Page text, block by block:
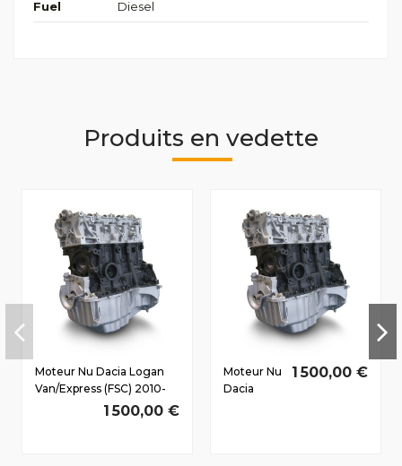
Fuel Diesel
Produits en vedette
Moteur Nu Dacia Logan
Van/Express (FSC) 2010-
2012 1.5 D dCi K9K892
1 500,00 €
Moteur Nu
Dacia
1 500,00 €